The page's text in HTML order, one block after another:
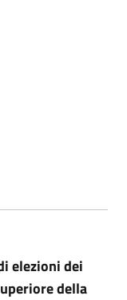
elezioni dei
della